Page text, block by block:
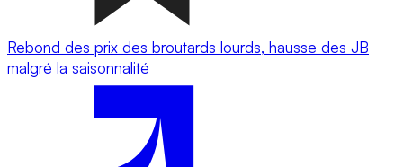
Rebond des prix des broutards lourds, hausse des JB
malgré la saisonnalité